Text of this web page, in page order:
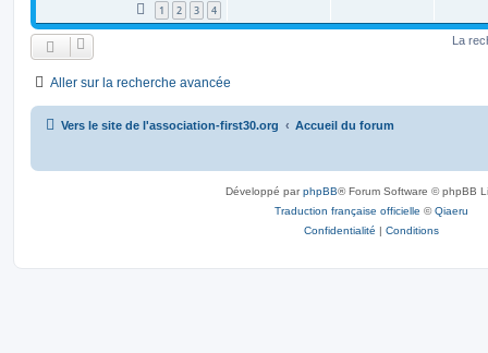
1 2 3 4
La
Aller sur la recherche avancée
Vers le site de l'association-first30.org Accueil du forum
Développé parphpBB® Forum Software © phpBB
Traduction française officielle ©Qiaeru
Confidentialité | Conditions